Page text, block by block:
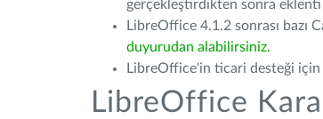
gerçekleştirdikten sonra
LibreOffice 4.1.2 sonrası bazı
duyurudan alabilirsiniz.
LibreOffice'in ticari desteği için
LibreOffice